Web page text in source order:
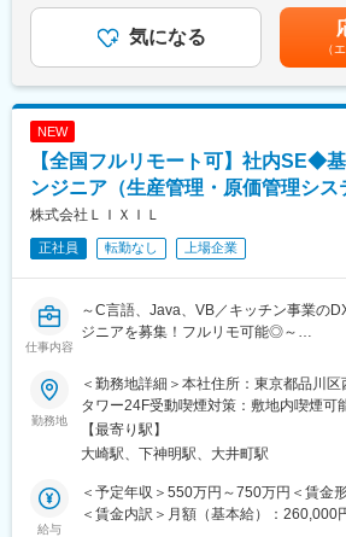
LIXILは、今後も生活者視点に立ち、考
デザインにこだわり、世界中のあらゆる
な住まいと暮らしの実現に向けて、さら
■使用ツール：
・ＯＳ：ＵＮＩＸ、Windows,Linux
・ＤＢ：Oracle,SQL Server
ダイキン情報システム株式会社にて出
ム開発のプロジェクトのメンバーまたは
クトを推進していただきます。
う組織であり、ダイキン工業本体と給与
ざいますが、実際、ダイキン工業とダ
適性や素養をみて都度ローテションを行
ざいます。
■仕事のやりがい：
ダイキン工業は提携やM&Aなどスピー
バル展開が功を奏し、2006年度9121億
7,523億円と急成長を継続しており、今
M&A、グローバルでのビジネスプロセ
賞与：年2回（6月、12月）賃金はあく
選考を通じて上下する可能性があります
気になる
（
NEW
【全国フルリモート可】社内SE◆
ンジニア（生産管理・原価管理シス
株式会社ＬＩＸＩＬ
正社員 転勤なし 上場企業
仕事内容
～C言語、Java、VB／キッチン事業の
ジニアを募集！フルリモ可能◎～
LIXILの主力製品であるキッチンの製造
（生産管理/原価管理）エンジニアとし
運用・保守から、次世代システムへの全
新活動まで幅広く活躍いただける方を募
■業務内容：
入社後は、Japan SC DevOpsに所属し
だきます。
勤務地
＜勤務地詳細＞本社住所：東京都品川
タワー24F受動喫煙対策：敷地内喫煙可
会社の定める事業所（リモートワーク含
【最寄り駅】
大崎駅、下神明駅、大井町駅
給与
＜予定年収＞550万円～750万円＜賃金
＜賃金内訳＞月額（基本給）：260,000